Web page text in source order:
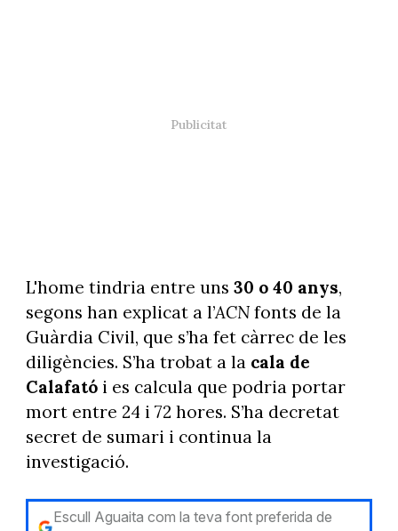
L'home tindria entre uns 30 o 40 anys,
segons han explicat a l’ACNfonts de la
Guàrdia Civil, que s’ha fet càrrec de les
diligències. S’ha trobat a lacala de
Calafatói es calcula que podria portar
mort entre 24 i 72 hores. S’ha decretat
secret de sumari i continua la
investigació.
Escull Aguaita com la teva font preferida de